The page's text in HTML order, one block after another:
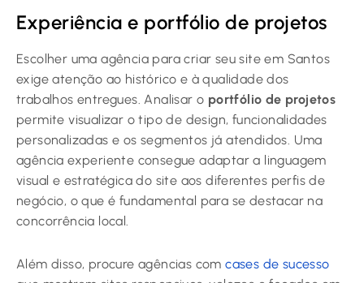
Experiência e portfólio de projetos
Escolher uma agência para criar seu site em Santos
exige atenção ao histórico e à qualidade dos
trabalhos entregues. Analisar o portfólio de projetos
permite visualizar o tipo de design, funcionalidades
personalizadas e os segmentos já atendidos. Uma
agência experiente consegue adaptar a linguagem
visual e estratégica do site aos diferentes perfis de
negócio, o que é fundamental para se destacar na
concorrência local.
Além disso, procure agências comcases de sucesso